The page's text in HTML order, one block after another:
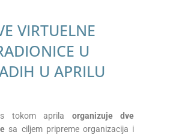
VIRTUELNE
U
U APRILU
tokom aprila organizuje dve
sa ciljem pripreme organizacija i